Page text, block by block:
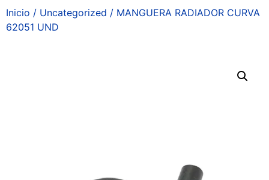
Inicio / Uncategorized / MANGUERA RADIADOR CURVA
62051 UND